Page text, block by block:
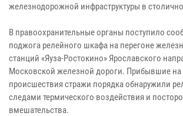
железнодорожной инфраструктуры в
В правоохранительные органы поступило
поджога релейного шкафа на перегоне
станций «Яуза-Ростокино» Ярославского
Московской железной дороги. Прибывшие на
происшествия стражи порядка обнаружили
следами термического воздействия и
вмешательства.